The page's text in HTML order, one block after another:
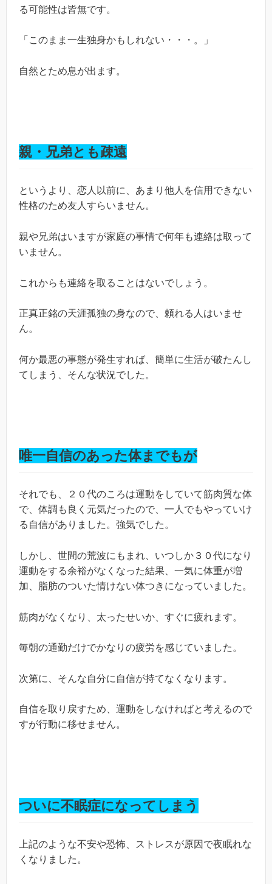
る可能性は皆無です。
「このまま一生独身かもしれない・・・。」
自然とため息が出ます。
親・兄弟とも疎遠
というより、恋人以前に、あまり他人を信用できない
性格のため友人すらいません。
親や兄弟はいますが家庭の事情で何年も連絡は取って
いません。
これからも連絡を取ることはないでしょう。
正真正銘の天涯孤独の身なので、頼れる人はいませ
ん。
何か最悪の事態が発生すれば、簡単に生活が破たんし
てしまう、そんな状況でした。
唯一自信のあった体までもが
それでも、２０代のころは運動をしていて筋肉質な体
で、体調も良く元気だったので、一人でもやっていけ
る自信がありました。強気でした。
しかし、世間の荒波にもまれ、いつしか３０代になり
運動をする余裕がなくなった結果、一気に体重が増
加、脂肪のついた情けない体つきになっていました。
筋肉がなくなり、太ったせいか、すぐに疲れます。
毎朝の通勤だけでかなりの疲労を感じていました。
次第に、そんな自分に自信が持てなくなります。
自信を取り戻すため、運動をしなければと考えるので
すが行動に移せません。
ついに不眠症になってしまう
上記のような不安や恐怖、ストレスが原因で夜眠れな
くなりました。